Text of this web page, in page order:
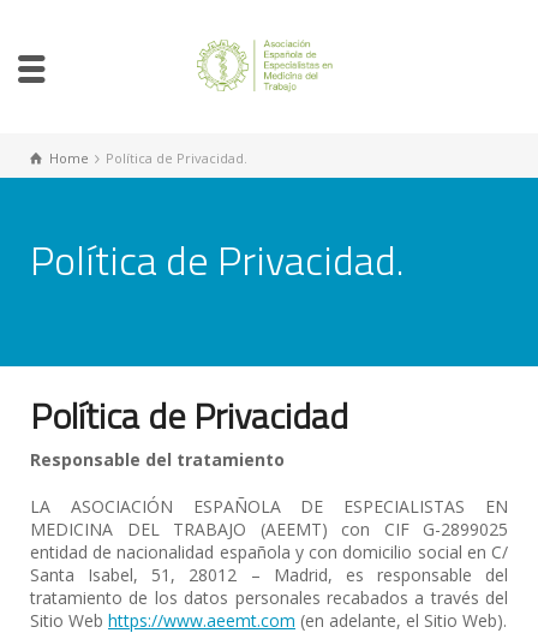
Home Política de Privacidad.
Política de Privacidad.
Política de Privacidad
Responsable del tratamiento
LA ASOCIACIÓN ESPAÑOLA DE ESPECIALISTAS EN
MEDICINA DEL TRABAJO (AEEMT) con CIF G-2899025
entidad de nacionalidad española y con domicilio social en C/
Santa Isabel, 51, 28012 – Madrid, es responsable del
tratamiento de los datos personales recabados a través del
Sitio Web https://www.aeemt.com (en adelante, el Sitio Web).